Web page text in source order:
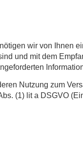
wir von Ihnen
und mit dem
Nutzung zum
(1) lit a DSGVO